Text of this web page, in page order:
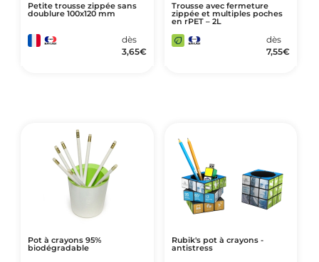
Petite trousse zippée sans
doublure 100x120 mm
dès
3,65€
Trousse avec fermeture
zippée et multiples poches
en rPET – 2L
dès
7,55€
Pot à crayons 95%
biodégradable
Rubik's pot à crayons -
antistress